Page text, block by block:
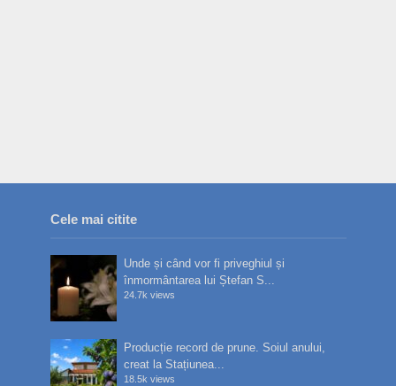
Cele mai citite
Unde și când vor fi priveghiul și
înmormântarea lui Ștefan S...
24.7k views
Producție record de prune. Soiul anului,
creat la Stațiunea...
18.5k views